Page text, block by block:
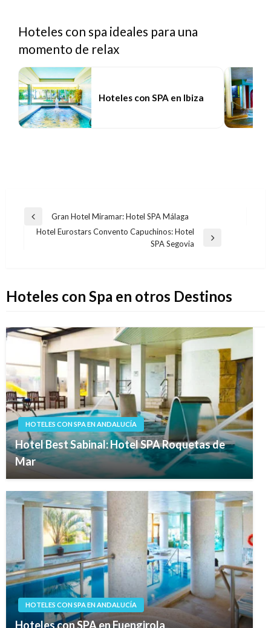
Hoteles con spa ideales para una
momento de relax
Hoteles con SPA en Ibiza
Navegación
de
Entrada
anterior
Gran Hotel Miramar: Hotel SPA Málaga
Hotel Eurostars Convento Capuchinos: Hotel
SPA Segovia
Hoteles con Spa en otros Destinos
HOTELES CON SPA EN ANDALUCÍA
Hotel Best Sabinal: Hotel SPA Roquetas de
Mar
HOTELES CON SPA EN ANDALUCÍA
Hoteles con SPA en Fuengirola